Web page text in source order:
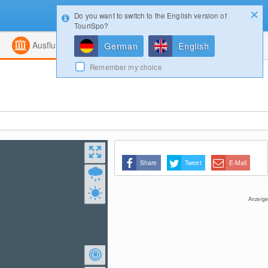
Kombiniert
Ausflugsziele Magazin
Share Tweet E-Mail
Anzeige
Login
Do you want to switch to the English version of
TouriSpo?
German English
Remember my choice
Konfigurator Gewinnspiele